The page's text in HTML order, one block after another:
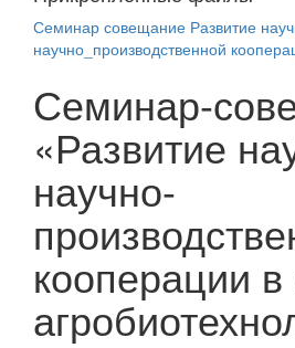
Семинар совещание Развитие
научно_производственной
Семинар-
«Развитие
научно-
кооперации в